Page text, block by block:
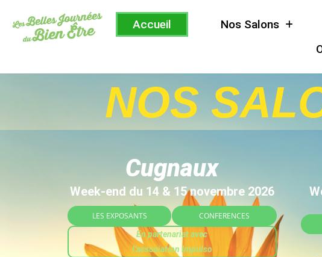
Accueil Nos Salons
NOS
Cugnaux
Week-end du 14 & 15 novembre 2026
LES EXPOSANTS CONFERENCES
En partenariat avec
l’association Impulso